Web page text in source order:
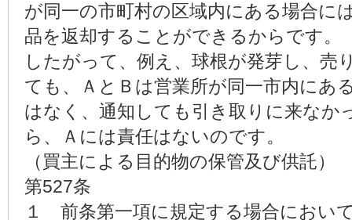
が同一の市町村の区域内にある場合に
品を返却することができるからです。
したがって、例え、球根が発芽し、売
ても、ＡとＢは営業所が同一市内にあ
はなく、通知しても引き取りに来なか
ら、Ａには責任はないのです。
（買主による目的物の保管及び供託）
第527条
１ 前条第一項に規定する場合におい